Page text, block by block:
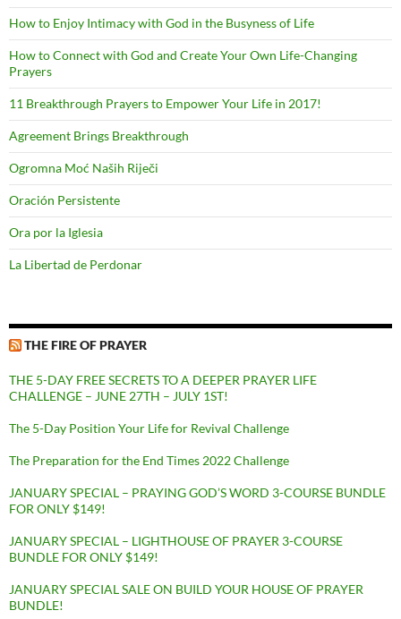
How to Enjoy Intimacy with God in the Busyness of Life
How to Connect with God and Create Your Own Life-Changing
Prayers
11 Breakthrough Prayers to Empower Your Life in 2017!
Agreement Brings Breakthrough
Ogromna Moć Naših Riječi
Oración Persistente
Ora por la Iglesia
La Libertad de Perdonar
THE FIRE OF PRAYER
THE 5-DAY FREE SECRETS TO A DEEPER PRAYER LIFE
CHALLENGE – JUNE 27TH – JULY 1ST!
The 5-Day Position Your Life for Revival Challenge
The Preparation for the End Times 2022 Challenge
JANUARY SPECIAL – PRAYING GOD’S WORD 3-COURSE BUNDLE
FOR ONLY $149!
JANUARY SPECIAL – LIGHTHOUSE OF PRAYER 3-COURSE
BUNDLE FOR ONLY $149!
JANUARY SPECIAL SALE ON BUILD YOUR HOUSE OF PRAYER
BUNDLE!